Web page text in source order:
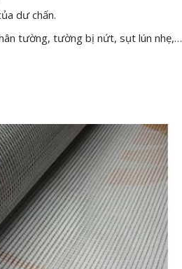
dư chấn.
tường, tường bị nứt, sụt lún nhẹ,…